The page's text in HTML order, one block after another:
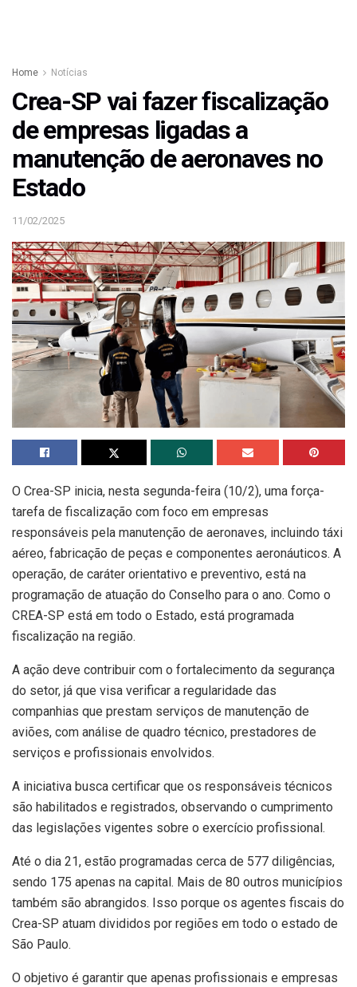
Home Notícias
Crea-SP vai fazer fiscalização
de empresas ligadas a
manutenção de aeronaves no
Estado
11/02/2025
O Crea-SP inicia, nesta segunda-feira (10/2), uma força-
tarefa de fiscalização com foco em empresas
responsáveis pela manutenção de aeronaves, incluindo táxi
aéreo, fabricação de peças e componentes aeronáuticos. A
operação, de caráter orientativo e preventivo, está na
programação de atuação do Conselho para o ano. Como o
CREA-SP está em todo o Estado, está programada
fiscalização na região.
A ação deve contribuir com o fortalecimento da segurança
do setor, já que visa verificar a regularidade das
companhias que prestam serviços de manutenção de
aviões, com análise de quadro técnico, prestadores de
serviços e profissionais envolvidos.
A iniciativa busca certificar que os responsáveis técnicos
são habilitados e registrados, observando o cumprimento
das legislações vigentes sobre o exercício profissional.
Até o dia 21, estão programadas cerca de 577 diligências,
sendo 175 apenas na capital. Mais de 80 outros municípios
também são abrangidos. Isso porque os agentes fiscais do
Crea-SP atuam divididos por regiões em todo o estado de
São Paulo.
O objetivo é garantir que apenas profissionais e empresas